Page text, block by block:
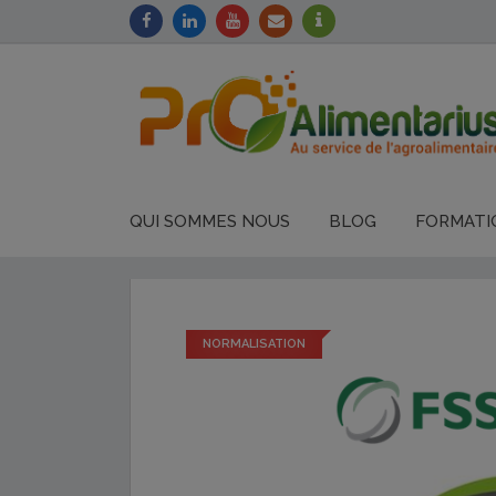
QUI SOMMES NOUS BLOG
NORMALISATION